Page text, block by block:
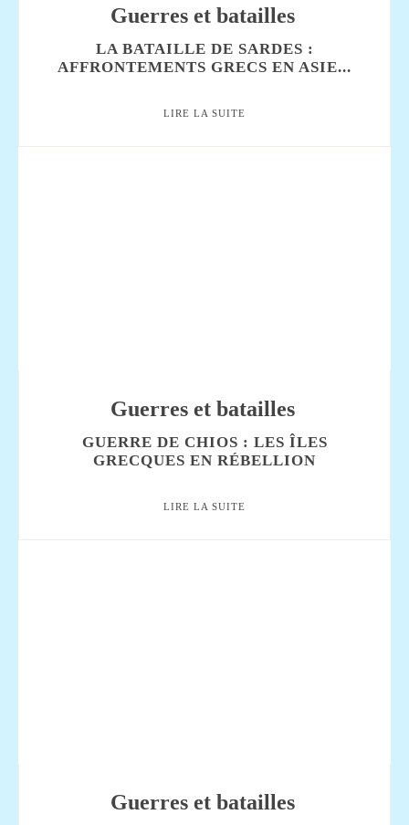
Guerres et batailles
LA BATAILLE DE SARDES :
AFFRONTEMENTS GRECS EN ASIE...
LIRE LA SUITE
Guerres et batailles
GUERRE DE CHIOS : LES ÎLES
GRECQUES EN RÉBELLION
LIRE LA SUITE
Guerres et batailles